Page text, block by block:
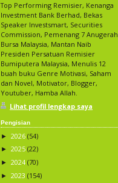
Top Performing Remisier, Kenanga
Investment Bank Berhad, Bekas
Speaker Investsmart, Securities
Commission, Pemenang 7 Anugerah
Bursa Malaysia, Mantan Naib
Presiden Persatuan Remisier
Bumiputera Malaysia, Menulis 12
buah buku Genre Motivasi, Saham
dan Novel, Motivator, Blogger,
Youtuber, Hamba Allah.
Lihat profil lengkap saya
Pengisian
► 2026 (54)
► 2025 (22)
► 2024 (70)
► 2023 (154)